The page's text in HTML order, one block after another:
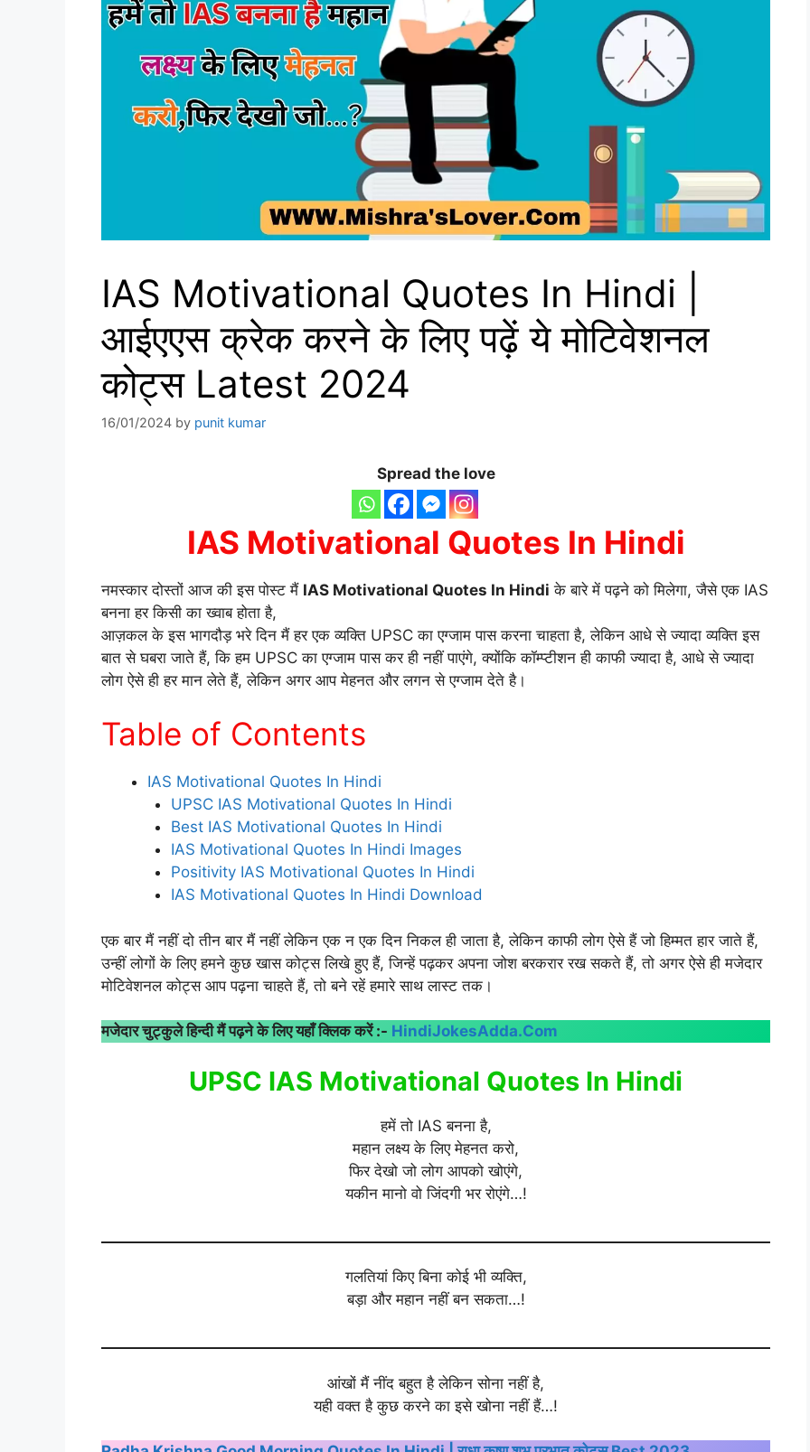
IAS Motivational Quotes In Hindi |
आईएएस क्रेक करने के लिए पढ़ें ये मोटिवेशनल
कोट्स Latest 2024
16/01/2024 by punit kumar
Spread the love
IAS Motivational Quotes In Hindi
नमस्कार दोस्तों आज की इस पोस्ट मैं IAS Motivational Quotes In Hindi के बारे में पढ़ने को मिलेगा, जैसे एक IAS
बनना हर किसी का ख्वाब होता है,
आज़कल के इस भागदौड़ भरे दिन मैं हर एक व्यक्ति UPSC का एग्जाम पास करना चाहता है, लेकिन आधे से ज्यादा व्यक्ति इस
बात से घबरा जाते हैं, कि हम UPSC का एग्जाम पास कर ही नहीं पाएंगे, क्योंकि कॉम्प्टीशन ही काफी ज्यादा है, आधे से ज्यादा
लोग ऐसे ही हर मान लेते हैं, लेकिन अगर आप मेहनत और लगन से एग्जाम देते है।
Table of Contents
IAS Motivational Quotes In Hindi
UPSC IAS Motivational Quotes In Hindi
Best IAS Motivational Quotes In Hindi
IAS Motivational Quotes In Hindi Images
Positivity IAS Motivational Quotes In Hindi
IAS Motivational Quotes In Hindi Download
एक बार मैं नहीं दो तीन बार मैं नहीं लेकिन एक न एक दिन निकल ही जाता है, लेकिन काफी लोग ऐसे हैं जो हिम्मत हार जाते हैं,
उन्हीं लोगों के लिए हमने कुछ खास कोट्स लिखे हुए हैं, जिन्हें पढ़कर अपना जोश बरकरार रख सकते हैं, तो अगर ऐसे ही मजेदार
मोटिवेशनल कोट्स आप पढ़ना चाहते हैं, तो बने रहें हमारे साथ लास्ट तक।
मजेदार चुट्कुले हिन्दी मैं पढ़ने के लिए यहाँ क्लिक करें :- HindiJokesAdda.Com
UPSC IAS Motivational Quotes In Hindi
हमें तो IAS बनना है,
महान लक्ष्य के लिए मेहनत करो,
फिर देखो जो लोग आपको खोएंगे,
यकीन मानो वो जिंदगी भर रोएंगे…!
गलतियां किए बिना कोई भी व्यक्ति,
बड़ा और महान नहीं बन सकता…!
आंखों मैं नींद बहुत है लेकिन सोना नहीं है,
यही वक्त है कुछ करने का इसे खोना नहीं हैं…!